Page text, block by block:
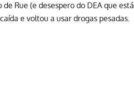
Rue (e desespero do DEA que está
e voltou a usar drogas pesadas.